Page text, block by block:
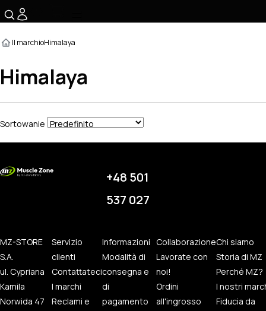
Il marchioHimalaya
Himalaya
Sortowanie
+48 501
537 027
MZ-STORE
S.A.
ul. Cypriana
Kamila
Norwida 47
Servizio
clienti
Contattateci
I marchi
Reclami e
Informazioni
Modalità di
consegna e
di
pagamento
Collaborazione
Lavorate con
noi!
Ordini
all'ingrosso
Chi siamo
Storia di MZ
Perché MZ?
I nostri
Fiducia da